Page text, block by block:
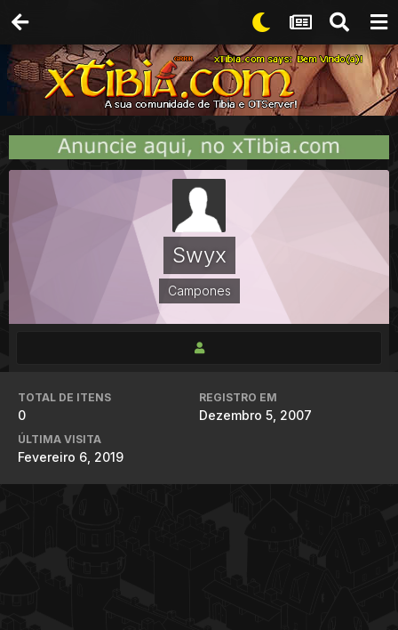
Swyx
Campones
TOTAL DE ITENS
0
REGISTRO EM
Dezembro 5, 2007
ÚLTIMA VISITA
Fevereiro 6, 2019